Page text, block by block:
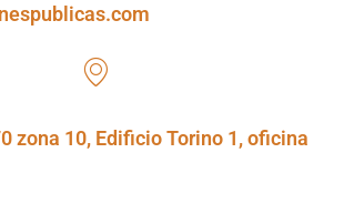
zona 10, Edificio Torino 1, oficina